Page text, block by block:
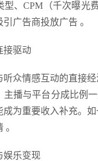
型、CPM（千次曝光
广告商投放广告 。
接驱动
听众情感互动的直接
播与平台分成比例
成为重要收入补充。
娱乐变现